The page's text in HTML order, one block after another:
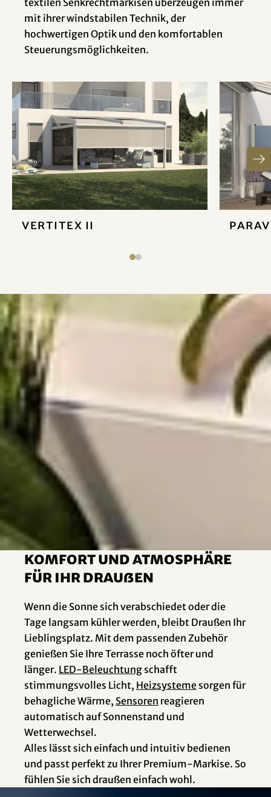
textilen Senkrechtmarkisen überzeugen immer
mit ihrer windstabilen Technik, der
hochwertigen Optik und den komfortablen
Steuerungsmöglichkeiten.
VertiTex II
Markisen-Zubehör
Komfort und Atmosphäre
für Ihr Draußen
Wenn die Sonne sich verabschiedet oder die
Tage langsam kühler werden, bleibt Draußen Ihr
Lieblingsplatz. Mit dem passenden Zubehör
genießen Sie Ihre Terrasse noch öfter und
länger. LED-Beleuchtung schafft
stimmungsvolles Licht, Heizsysteme sorgen für
behagliche Wärme, Sensoren reagieren
automatisch auf Sonnenstand und
Wetterwechsel.
Alles lässt sich einfach und intuitiv bedienen
und passt perfekt zu Ihrer Premium-Markise. So
fühlen Sie sich draußen einfach wohl.